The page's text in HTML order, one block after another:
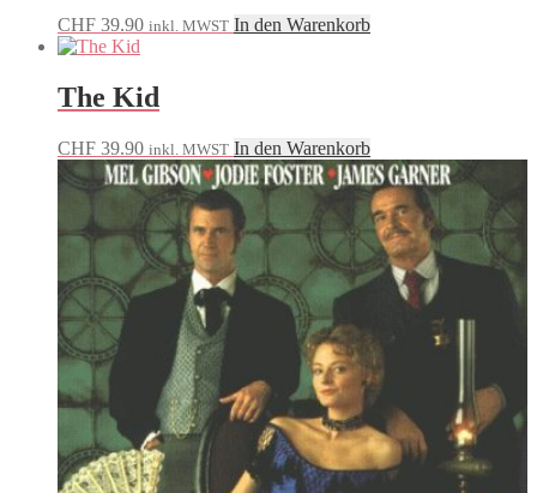
CHF 39.90 inkl. MWST In den Warenkorb
The Kid
CHF 39.90 inkl. MWST In den Warenkorb